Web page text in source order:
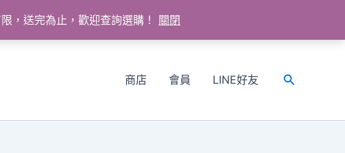
，送完為止，歡迎查詢選購！ 關閉
商店 會員 LINE好友
搜